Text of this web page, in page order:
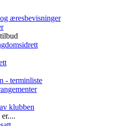
æresbevisninger
- terminliste
klubben